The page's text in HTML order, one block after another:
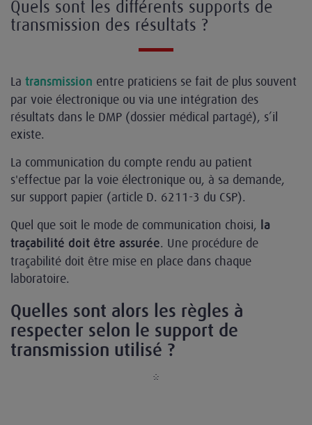
Quels sont les différents supports de
transmission des résultats ?
La transmission entre praticiens se fait de plus souvent
par voie électronique ou via une intégration des
résultats dans le DMP (dossier médical partagé), s’il
existe.
La communication du compte rendu au patient
s'effectue par la voie électronique ou, à sa demande,
sur support papier (article D. 6211-3 du CSP).
Quel que soit le mode de communication choisi, la
traçabilité doit être assurée. Une procédure de
traçabilité doit être mise en place dans chaque
laboratoire.
Quelles sont alors les règles à
respecter selon le support de
transmission utilisé ?
*